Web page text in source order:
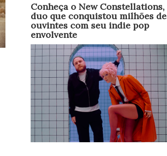
Conheça o New Constellations,
duo que conquistou milhões de
ouvintes com seu indie pop
envolvente